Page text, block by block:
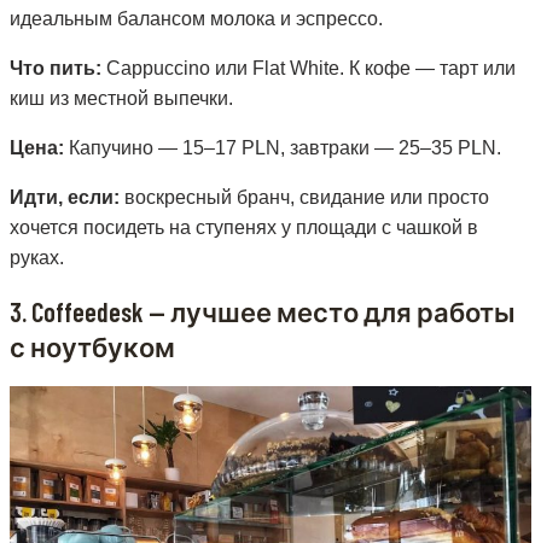
идеальным балансом молока и эспрессо.
Что пить: Cappuccino или Flat White. К кофе — тарт или
киш из местной выпечки.
Цена: Капучино — 15–17 PLN, завтраки — 25–35 PLN.
Идти, если: воскресный бранч, свидание или просто
хочется посидеть на ступенях у площади с чашкой в
руках.
3. Coffeedesk — лучшее место для работы
с ноутбуком